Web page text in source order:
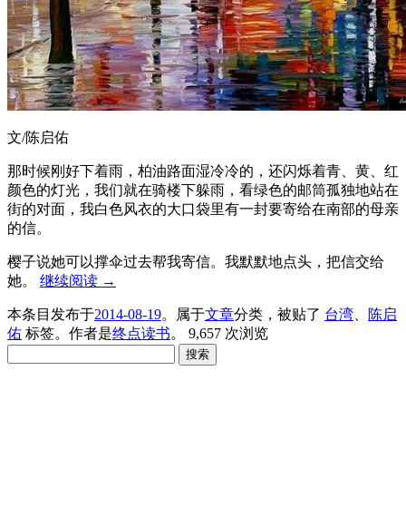
文/陈启佑
那时候刚好下着雨，柏油路面湿冷冷的，还闪烁着青、黄、红
颜色的灯光，我们就在骑楼下躲雨，看绿色的邮筒孤独地站在
街的对面，我白色风衣的大口袋里有一封要寄给在南部的母亲
的信。
樱子说她可以撑伞过去帮我寄信。我默默地点头，把信交给
她。 继续阅读 →
本条目发布于2014-08-19。属于文章分类，被贴了 台湾
陈启
佑 标签。 作者是终点读书。
9,657 次浏览